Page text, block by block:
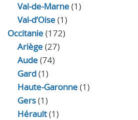
Val-de-Marne(1)
Val-d’Oise(1)
Occitanie(172)
Ariège(27)
Aude(74)
Gard(1)
Haute-Garonne(1)
Gers(1)
Hérault(1)